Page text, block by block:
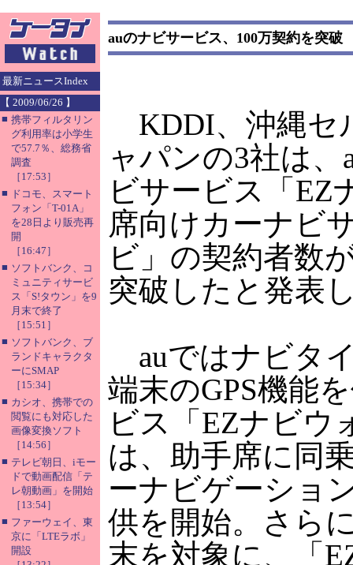
最新ニュースIndex
【 2009/06/26 】
■ 携帯フィルタリン
グ利用率は小学生
で57.7％、総務省
調査
［17:53］
■ ドコモ、スマート
フォン「T-01A」
を28日より販売再
開
［16:47］
■ ソフトバンク、コ
ミュニティサービ
ス「S!タウン」を9
月末で終了
［15:51］
■ ソフトバンク、ブ
ランドキャラクタ
ーにSMAP
［15:34］
■ カシオ、携帯での
閲覧にも対応した
画像変換ソフト
［14:56］
■ テレビ朝日、iモー
ドで動画配信「テ
レ朝動画」を開始
［13:54］
■ ファーウェイ、東
京に「LTEラボ」
開設
auのナビサービス、100万契約を突破
KDDI、沖縄セ
ャパンの3社は
ビサービス「EZ
席向けカーナビ
ビ」の契約者数
突破したと発表
auではナビタ
端末のGPS機能
ビス「EZナビウ
は、助手席に同
ーナビゲーショ
供を開始。さら
末を対象に、「